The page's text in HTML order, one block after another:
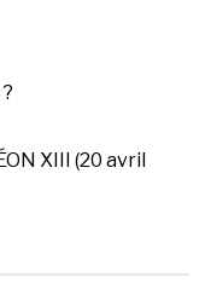
XIII (20 avril